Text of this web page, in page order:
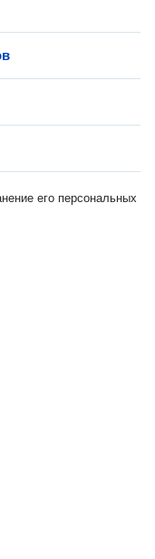
его персональных